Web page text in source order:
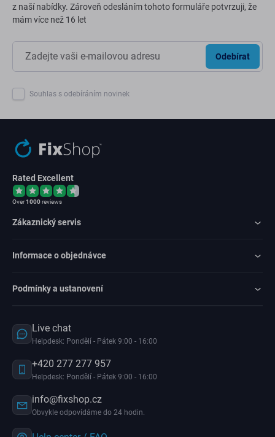
z naší nabídky. Zároveň odesláním tohoto formuláře potvrzuji, že
mám více než 16 let
Odebírat
Souhlas s odebíráním novinek
Rated Excellent
Over1000reviews
Zákaznický servis
Informace o objednávce
Podmínky a ustanovení
Live chat
Helpdesk: Pondělí - Pátek 9:00 - 16:00
+420 277 277 957
Helpdesk: Pondělí - Pátek 9:00 - 16:00
info@fixshop.cz
Obvykle odpovídáme do 24 hodin.